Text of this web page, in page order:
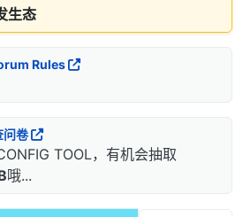
生态
Rules
问卷
TOOL，有机会抽取
哦...